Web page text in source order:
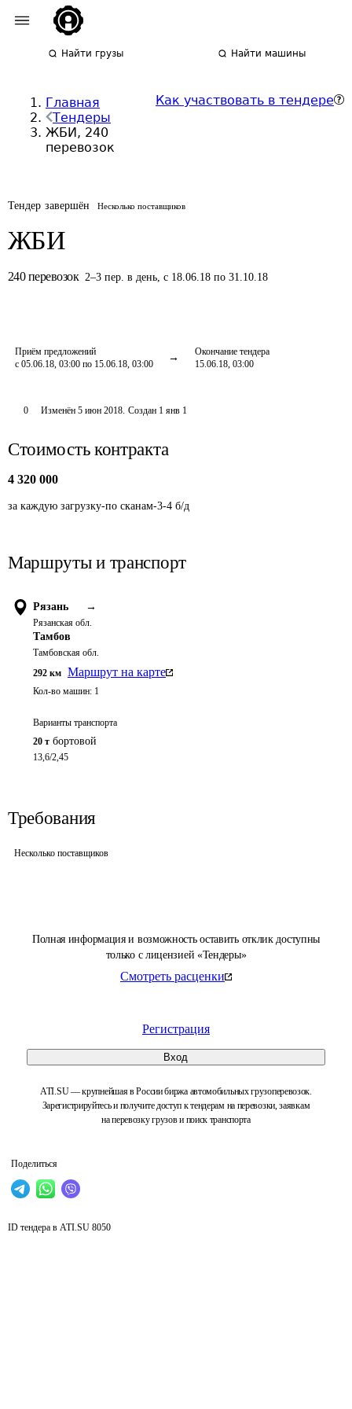
Найти грузы Найти машины
Главная
Тендеры
ЖБИ, 240
перевозок
Как участвовать в тендере
Тендер завершён Несколько поставщиков
ЖБИ
240 перевозок 2–3 пер. в день,с 18.06.18 по 31.10.18
Приём предложений
с 05.06.18, 03:00 по 15.06.18, 03:00
Окончание тендера
15.06.18, 03:00
Полная информация и возможность оставить отклик доступны
только с лицензией «Тендеры»
Смотреть расценки
Регистрация
Вход
ATI.SU — крупнейшая в России биржа автомобильных грузоперевозок.
Зарегистрируйтесь и получите доступ к тендерам на перевозки, заявкам
на перевозку грузов и поиск транспорта
Поделиться
0 Изменён 5 июн 2018. Создан 1 янв 1
Стоимость контракта
4 320 000
за каждую загрузку-по сканам-3-4 б/д
Маршруты и транспорт
Рязань →
Рязанская обл.
Тамбов
Тамбовская обл.
292 км Маршрут на карте
Кол-во машин: 1
Варианты транспорта
20 т бортовой
13,6/2,45
Требования
Несколько поставщиков
ID тендера в ATI.SU 8050